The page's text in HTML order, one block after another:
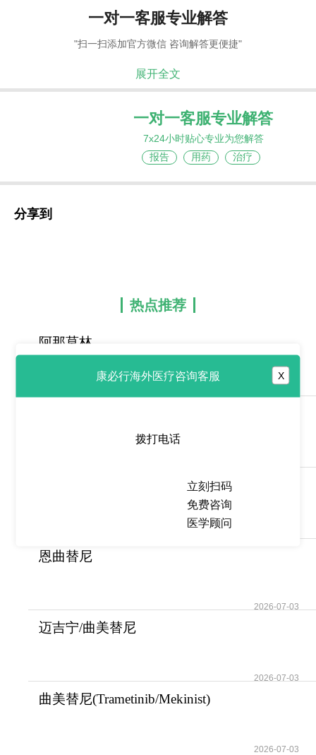
一对一客服专业解答
"扫一扫添加官方微信 咨询解答更便捷"
展开全文
一对一客服专业解答
7x24小时贴心专业为您解答
报告
用药 治疗
分享到
热点推荐
阿那莫林
(Anamorelin)为癌症恶病
恩曲替尼
2026-07-03
迈吉宁/曲美替尼
2026-07-03
曲美替尼(Trametinib/Mekinist)
2026-07-03
康必行海外医疗咨询客服 X
拨打电话
立刻扫码
免费咨询
医学顾问